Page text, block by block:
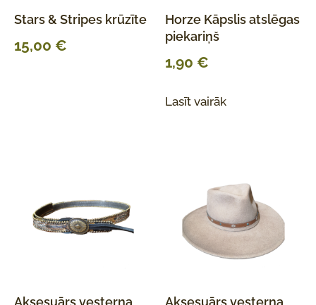
Stars & Stripes krūzīte
15,00 €
Horze Kāpslis atslēgas
piekariņš
1,90 €
Lasīt vairāk
Aksesuārs vesterna
Aksesuārs vesterna